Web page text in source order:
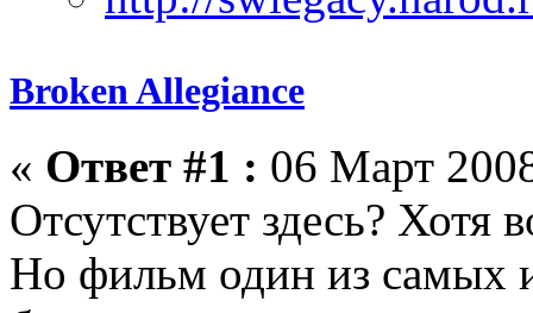
Broken Allegiance
« Ответ #1 : 06 Март
Отсутствует здесь? Хотя
Но фильм один из самых